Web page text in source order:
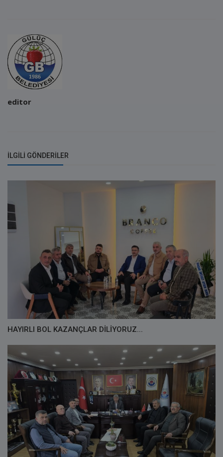
editor
İLGILI GÖNDERILER
HAYIRLI BOL KAZANÇLAR DİLİYORUZ...